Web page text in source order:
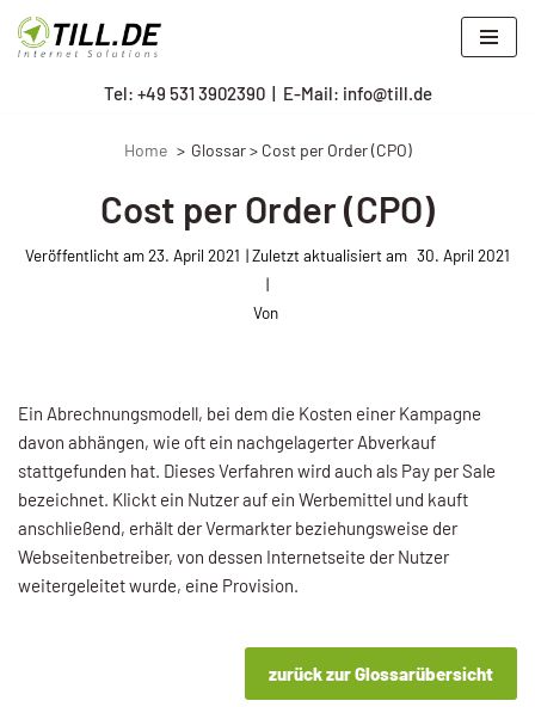
Zum
Tel: +49 531 3902390| E-Mail: info@till.de
Home Glossar > Cost per Order (CPO)
Cost per Order (CPO)
Veröffentlicht am23. April 2021 30. April 2021
Von
Ein Abrechnungsmodell, bei dem die Kosten einer Kampagne
davon abhängen, wie oft ein nachgelagerter Abverkauf
stattgefunden hat. Dieses Ver­fahren wird auch als Pay per Sale
bezeichnet. Klickt ein Nutzer auf ein Werbemittel und kauft
anschließend, erhält der Vermarkter beziehungsweise der
Webseitenbetreiber, von dessen Internetseite der Nutzer
weitergeleitet wurde, eine Provision.
zurück zur Glossarübersicht